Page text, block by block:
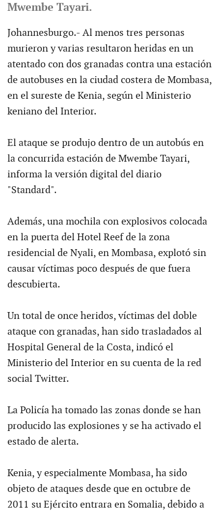
Mwembe Tayari.
Johannesburgo.- Al menos tres personas
murieron y varias resultaron heridas en un
atentado con dos granadas contra una estación
de autobuses en la ciudad costera de Mombasa,
en el sureste de Kenia, según el Ministerio
keniano del Interior.
El ataque se produjo dentro de un autobús en
la concurrida estación de Mwembe Tayari,
informa la versión digital del diario
"Standard".
Además, una mochila con explosivos colocada
en la puerta del Hotel Reef de la zona
residencial de Nyali, en Mombasa, explotó sin
causar víctimas poco después de que fuera
descubierta.
Un total de once heridos, víctimas del doble
ataque con granadas, han sido trasladados al
Hospital General de la Costa, indicó el
Ministerio del Interior en su cuenta de la red
social Twitter.
La Policía ha tomado las zonas donde se han
producido las explosiones y se ha activado el
estado de alerta.
Kenia, y especialmente Mombasa, ha sido
objeto de ataques desde que en octubre de
2011 su Ejército entrara en Somalia, debido a